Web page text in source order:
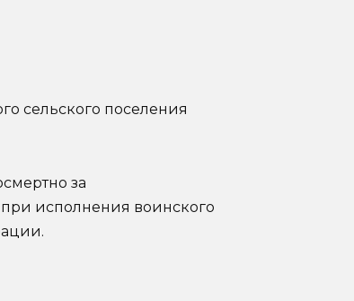
сельского поселения
за
исполнения воинского